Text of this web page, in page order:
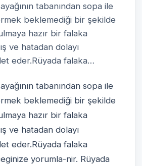
tabanından sopa ile
beklemediği bir şekilde
hazır bir falaka
ve hatadan dolayı
eder.Rüyada falaka…
tabanından sopa ile
beklemediği bir şekilde
hazır bir falaka
ve hatadan dolayı
eder.Rüyada falaka
yorumla-nir. Rüyada